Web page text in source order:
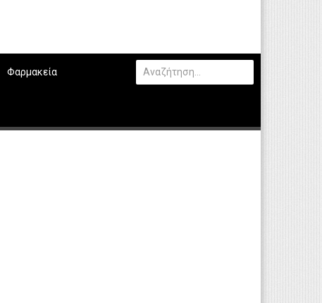
Φαρμακεία